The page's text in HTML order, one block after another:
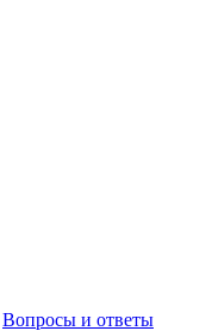
Вопросы и ответы